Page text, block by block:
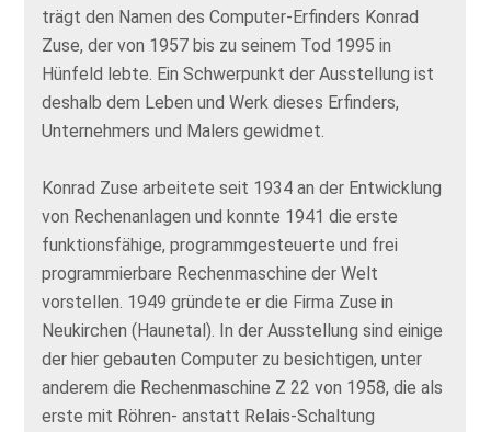
trägt den Namen des Computer-Erfinders Konrad
Zuse, der von 1957 bis zu seinem Tod 1995 in
Hünfeld lebte. Ein Schwerpunkt der Ausstellung ist
deshalb dem Leben und Werk dieses Erfinders,
Unternehmers und Malers gewidmet.
Konrad Zuse arbeitete seit 1934 an der Entwicklung
von Rechenanlagen und konnte 1941 die erste
funktionsfähige, programmgesteuerte und frei
programmierbare Rechenmaschine der Welt
vorstellen. 1949 gründete er die Firma Zuse in
Neukirchen (Haunetal). In der Ausstellung sind einige
der hier gebauten Computer zu besichtigen, unter
anderem die Rechenmaschine Z 22 von 1958, die als
erste mit Röhren- anstatt Relais-Schaltung